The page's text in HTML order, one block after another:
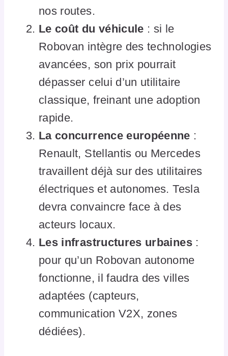
nos routes.
Le coût du véhicule : si le
Robovan intègre des technologies
avancées, son prix pourrait
dépasser celui d’un utilitaire
classique, freinant une adoption
rapide.
La concurrence européenne :
Renault, Stellantis ou Mercedes
travaillent déjà sur des utilitaires
électriques et autonomes. Tesla
devra convaincre face à des
acteurs locaux.
Les infrastructures urbaines:
pour qu’un Robovan autonome
fonctionne, il faudra des villes
adaptées (capteurs,
communication V2X, zones
dédiées).